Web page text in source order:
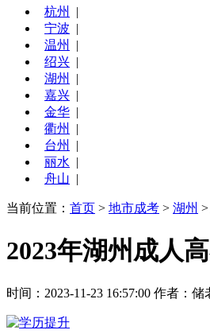
杭州
|
宁波 |
温州
|
绍兴 |
湖州
|
嘉兴 |
金华 |
衢州
|
台州
|
丽水 |
舟山 |
当前位置： 首页 > 地市成考 > 湖州
2023年湖州成人
时间：2023-11-23 16:57:00 作者：储